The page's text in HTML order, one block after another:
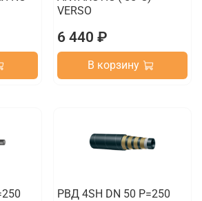
VERSO
6 440 ₽
В корзину
РВД 4SH DN 50 P=250